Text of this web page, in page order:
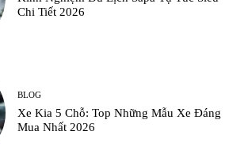
Chi Tiết 2026
BLOG
Xe Kia 5 Chỗ: Top Những Mẫu Xe Đáng
Mua Nhất 2026